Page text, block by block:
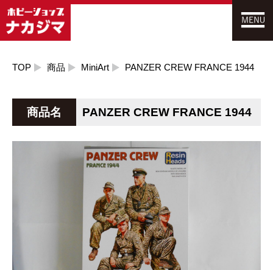
TOP 商品 MiniArt PANZER CREW FRANCE 1944
商品名 PANZER CREW FRANCE 1944